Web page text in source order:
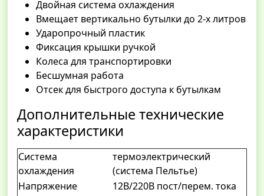
Двойная система охлаждения
Вмещает вертикально бутылки до 2-х литров
Ударопрочный пластик
Фиксация крышки ручкой
Колеса для транспортировки
Бесшумная работа
Отсек для быстрого доступа к бутылкам
Дополнительные технические
характеристики
Система
охлаждения
термоэлектрический
(система Пельтье)
Напряжение
12В/220В пост/перем. тока